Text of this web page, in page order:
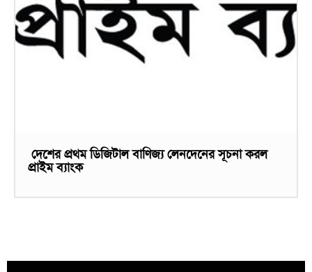
দেশের প্রথম ডিজিটাল বাণিজ্য লেনদেনের সূচনা করল
প্রাইম ব্যাংক